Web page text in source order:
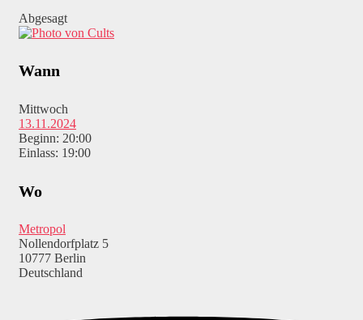
Abgesagt
Wann
Mittwoch
13.11.2024
Beginn: 20:00
Einlass: 19:00
Wo
Metropol
Nollendorfplatz 5
10777 Berlin
Deutschland